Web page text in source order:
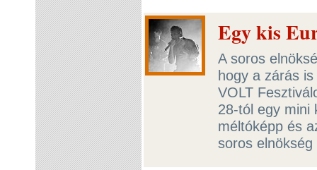
Egy kis
A soros
hogy a zárás
VOLT
28-tól egy mini
méltóképp és
soros